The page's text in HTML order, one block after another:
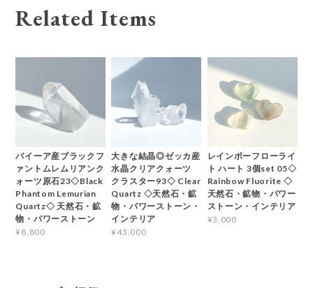
Related Items
バイーア産ブラックフ
ァントムレムリアンク
ォーツ原石23◇Black
Phantom Lemurian
Quartz◇ 天然石・鉱
物・パワーストーン
¥8,800
大きな結晶◎ゼッカ産
水晶クリアクォーツ
クラスター93◇ Clear
Quartz ◇天然石・鉱
物・パワーストーン・
インテリア
¥43,000
レインボーフローライ
ト ハート 3個set 05◇
Rainbow Fluorite ◇
天然石・鉱物・パワー
ストーン・インテリア
¥3,000